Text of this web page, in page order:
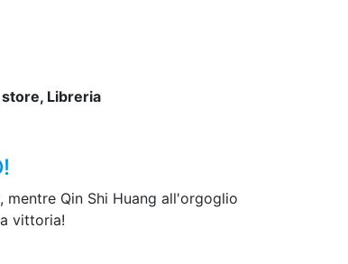
Libreria
Qin Shi Huang all'orgoglio
vittoria!